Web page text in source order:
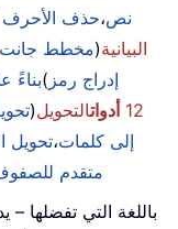
نص،حذف الأحرف
البيانية(مخطط جانت
بناءً( إدراج رمز
12 أدواتالتحويل(
إلى كلمات،تحويل
متقدم